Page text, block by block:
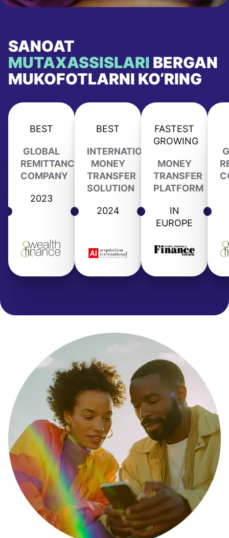
SANOAT
MUTAXASSISLARI BERGAN
MUKOFOTLARNI KO‘RING
BEST
GLOBAL
REMITTANCE
COMPANY
2023
BEST
INTERNATIONAL
MONEY
TRANSFER
SOLUTION
2024
FASTEST
GROWING
MONEY
TRANSFER
PLATFORM
IN
EUROPE